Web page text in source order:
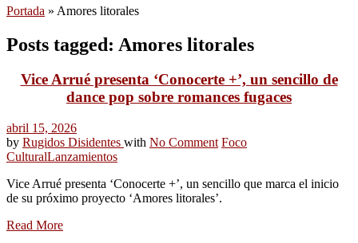
Portada » Amores litorales
Posts tagged: Amores litorales
Vice Arrué presenta ‘Conocerte +’, un sencillo de
dance pop sobre romances fugaces
abril 15, 2026
by Rugidos Disidentes with No Comment Foco
CulturalLanzamientos
Vice Arrué presenta ‘Conocerte +’, un sencillo que marca el inicio
de su próximo proyecto ‘Amores litorales’.
Read More